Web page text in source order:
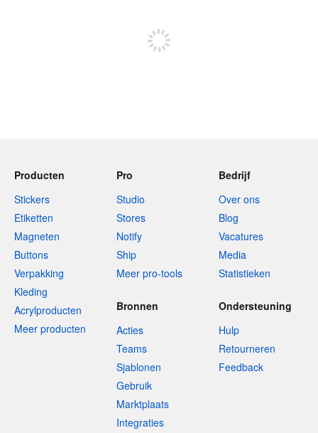
Producten
Stickers
Etiketten
Magneten
Buttons
Verpakking
Kleding
Acrylproducten
Meer producten
Pro
Studio
Stores
Notify
Ship
Meer pro-tools
Bedrijf
Over ons
Blog
Vacatures
Media
Statistieken
Bronnen
Acties
Teams
Sjablonen
Gebruik
Marktplaats
Integraties
Ondersteuning
Hulp
Retourneren
Feedback